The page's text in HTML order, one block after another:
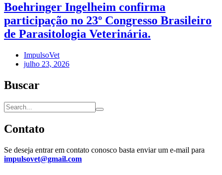
Boehringer Ingelheim confirma
participação no 23º Congresso Brasileiro
de Parasitologia Veterinária.
ImpulsoVet
julho 23, 2026
Buscar
Contato
Se deseja entrar em contato conosco basta enviar um e-mail para
impulsovet@gmail.com